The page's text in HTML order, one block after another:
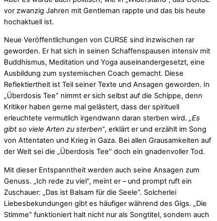
vor zwanzig Jahren mit Gentleman rappte und das bis heute
hochaktuell ist.
Neue Veröffentlichungen von CURSE sind inzwischen rar
geworden. Er hat sich in seinen Schaffenspausen intensiv mit
Buddhismus, Meditation und Yoga auseinandergesetzt, eine
Ausbildung zum systemischen Coach gemacht. Diese
Reflektiertheit ist Teil seiner Texte und Ansagen geworden. In
„Überdosis Tee“ nimmt er sich selbst auf die Schippe, denn
Kritiker haben gerne mal gelästert, dass der spirituell
erleuchtete vermutlich irgendwann daran sterben wird. „Es
gibt so viele Arten zu sterben“, erklärt er und erzählt im Song
von Attentaten und Krieg in Gaza. Bei allen Grausamkeiten auf
der Welt sei die „Überdosis Tee“ doch ein gnadenvoller Tod.
Mit dieser Entspanntheit werden auch seine Ansagen zum
Genuss. „Ich rede zu viel“, meint er – und prompt ruft ein
Zuschauer: „Das ist Balsam für die Seele“. Solcherlei
Liebesbekundungen gibt es häufiger während des Gigs. „Die
Stimme“ funktioniert halt nicht nur als Songtitel, sondern auch